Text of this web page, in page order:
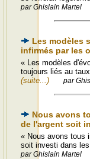
par Ghislain Martel
Les modèles
infirmés par les
« Les modèles
toujours liés au
(suite...)
par
Nous avons
de l'argent soit
« Nous avons tous
soit investi dans
par Ghislain Martel